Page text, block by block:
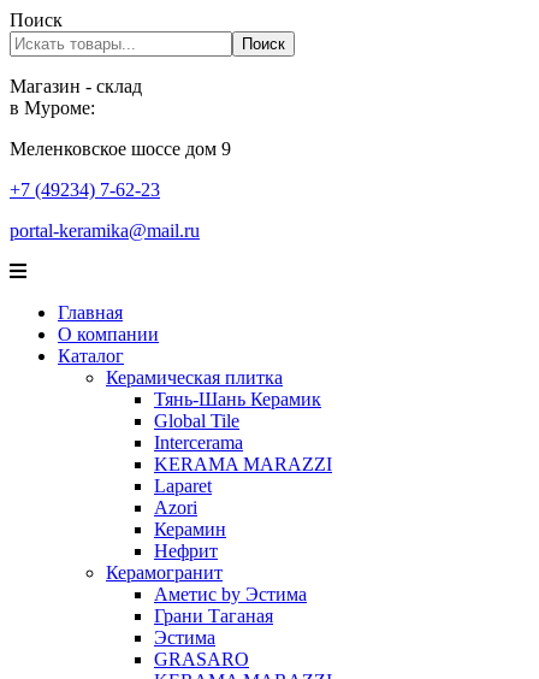
Поиск
Поиск
Магазин - склад
в Муроме:
Меленковское шоссе дом 9
+7 (49234) 7-62-23
portal-keramika@mail.ru
Главная
О компании
Каталог
Керамическая плитка
Тянь-Шань Керамик
Global Tile
Intercerama
KERAMA MARAZZI
Laparet
Аzori
Керамин
Нефрит
Керамогранит
Аметис by Эстима
Грани Таганая
Эстима
GRASARO